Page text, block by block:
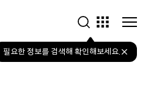
필요한 정보를 검색해 확인해보세요.